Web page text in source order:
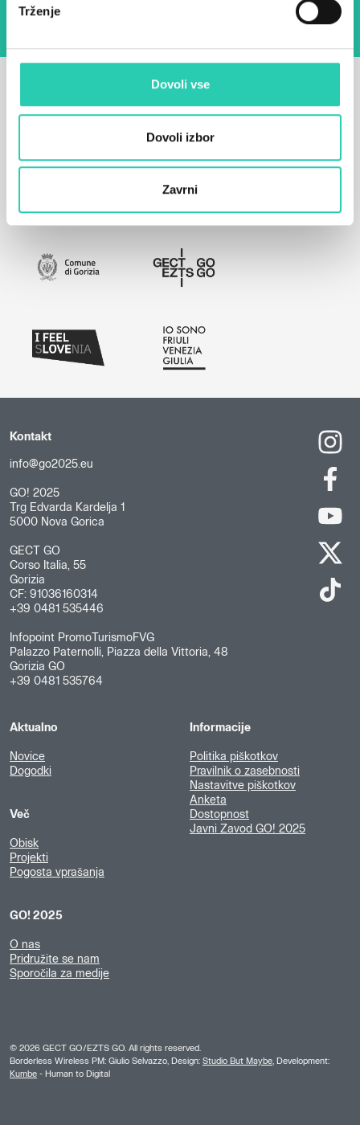
Trženje
Dovoli vse
Dovoli izbor
Zavrni
Kontakt
info@go2025.eu
GO! 2025
Trg Edvarda Kardelja 1
5000 Nova Gorica
GECT GO
Corso Italia, 55
Gorizia
CF: 91036160314
+39 0481 535446
Infopoint PromoTurismoFVG
Palazzo Paternolli, Piazza della Vittoria, 48
Gorizia GO
+39 0481 535764
Aktualno
Novice
Dogodki
Več
Obisk
Projekti
Pogosta vprašanja
GO! 2025
O nas
Pridružite se nam
Sporočila za medije
Informacije
Politika piškotkov
Pravilnik o zasebnosti
Nastavitve piškotkov
Anketa
Dostopnost
Javni Zavod GO! 2025
© 2026 GECT GO/EZTS GO. All rights reserved.
Borderless Wireless PM: Giulio Selvazzo, Design: Studio But Maybe , Development:
Kumbe - Human to Digital